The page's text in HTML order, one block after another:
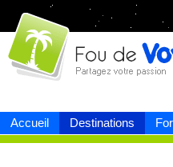
Accueil Destinations
Fou devoyage